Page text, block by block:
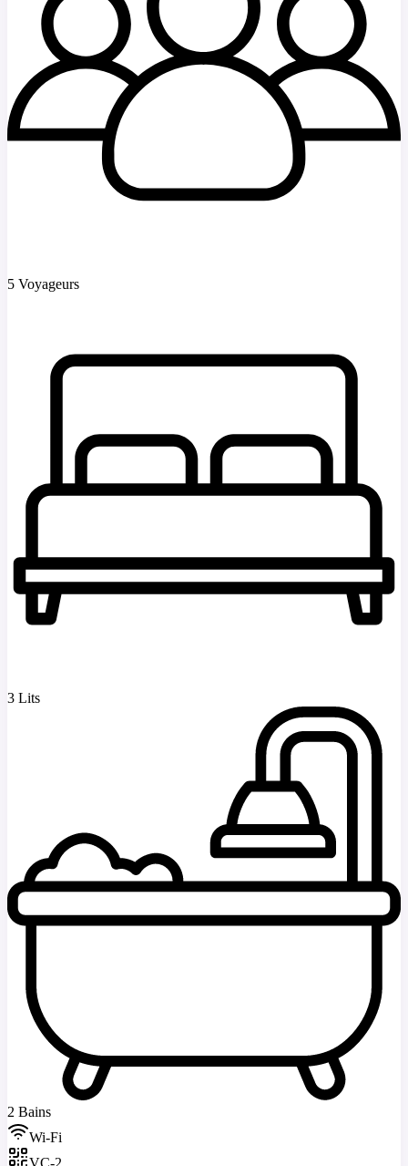
5 Voyageurs
3 Lits
2 Bains
Wi-Fi
VC-2